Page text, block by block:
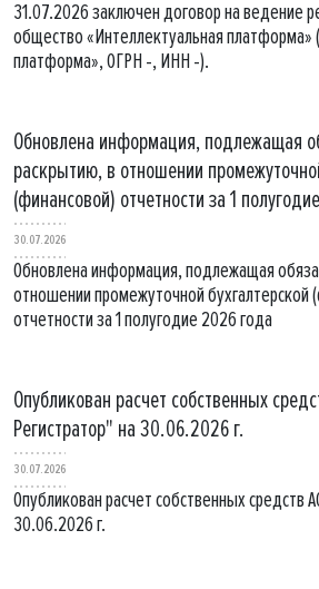
31.07.2026 заключен договор на ведение
общество «Интеллектуальная платформа»
платформа», ОГРН -, ИНН -).
Обновлена информация, подлежащая
раскрытию, в отношении
(финансовой) отчетности за 1
30.07.2026
Обновлена информация, подлежащая
отношении промежуточной бухгалтерской
отчетности за 1 полугодие 2026 года
Опубликован расчет собственных
Регистратор" на 30.06.2026 г.
30.07.2026
Опубликован расчет собственных средств
30.06.2026 г.